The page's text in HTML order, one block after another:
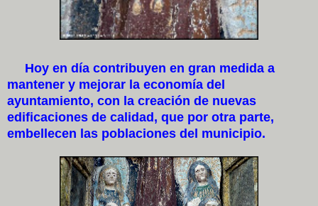
Hoy en día contribuyen en gran medida a
mantener y mejorar la economía del
ayuntamiento, con la creación de nuevas
edificaciones de calidad, que por otra parte,
embellecen las poblaciones del municipio.